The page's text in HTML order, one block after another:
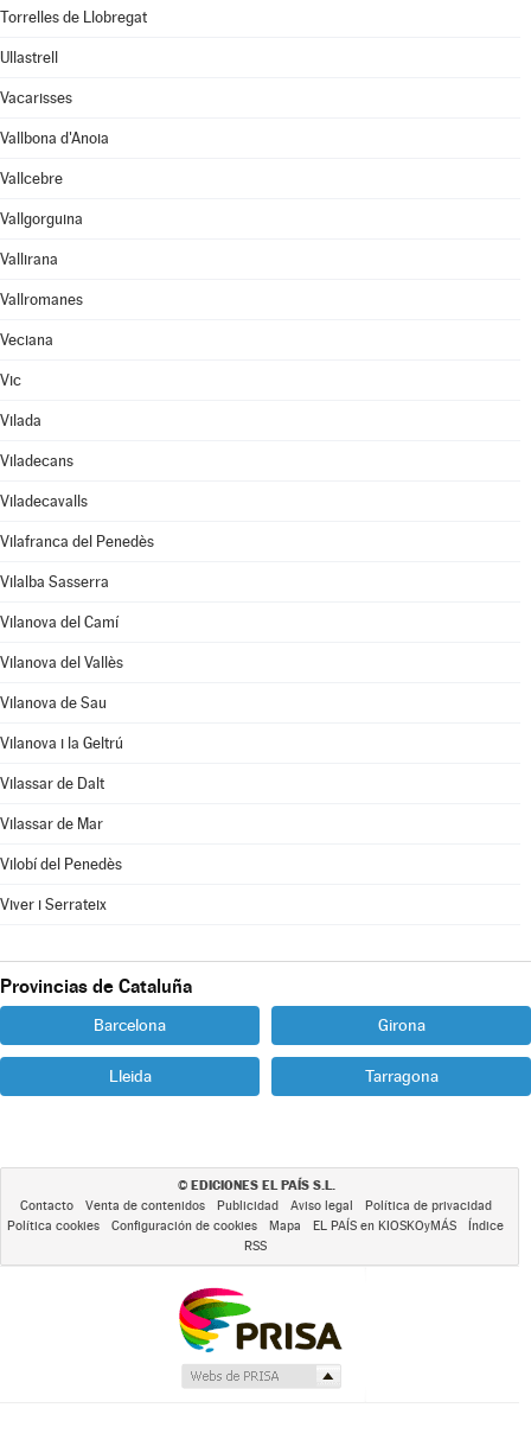
Torrelles de Llobregat
Ullastrell
Vacarisses
Vallbona d'Anoia
Vallcebre
Vallgorguina
Vallirana
Vallromanes
Veciana
Vic
Vilada
Viladecans
Viladecavalls
Vilafranca del Penedès
Vilalba Sasserra
Vilanova del Camí
Vilanova del Vallès
Vilanova de Sau
Vilanova i la Geltrú
Vilassar de Dalt
Vilassar de Mar
Vilobí del Penedès
Viver i Serrateix
Provincias de Cataluña
Barcelona Girona
Lleida Tarragona
© EDICIONES EL PAÍS S.L.
Contacto Venta de contenidos Publicidad Aviso legal
Política de privacidad
Política cookies
Configuración de cookies Mapa EL PAÍS en KIOSKOyMÁS
Índice
RSS